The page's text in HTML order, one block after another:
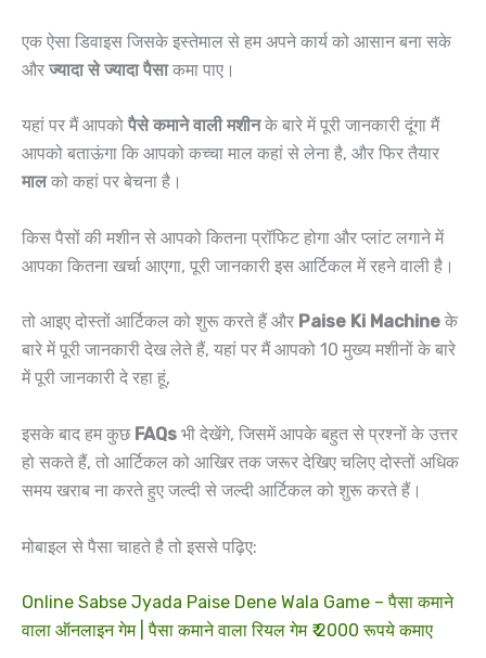
एक ऐसा डिवाइस जिसके इस्तेमाल से हम अपने कार्य को आसान बना सके
और ज्यादा से ज्यादा पैसाकमा पाए।
यहां पर मैं आपको पैसे कमाने वाली मशीनके बारे में पूरी जानकारी दूंगा मैं
आपको बताऊंगा कि आपको कच्चा माल कहां से लेना है, और फिर तैयार
मालको कहां पर बेचना है।
किस पैसों की मशीन से आपको कितना प्रॉफिट होगा और प्लांट लगाने में
आपका कितना खर्चा आएगा, पूरी जानकारी इस आर्टिकल में रहने वाली है।
तो आइए दोस्तों आर्टिकल को शुरू करते हैं और Paise Ki Machine के
बारे में पूरी जानकारी देख लेते हैं, यहां पर मैं आपको 10 मुख्य मशीनों के बारे
में पूरी जानकारी दे रहा हूं,
इसके बाद हम कुछ FAQs भी देखेंगे, जिसमें आपके बहुत से प्रश्नों के उत्तर
हो सकते हैं, तो आर्टिकल को आखिर तक जरूर देखिए चलिए दोस्तों अधिक
समय खराब ना करते हुए जल्दी से जल्दी आर्टिकल को शुरू करते हैं।
मोबाइल से पैसा चाहते है तो इससे पढ़िए:
Online Sabse Jyada Paise Dene Wala Game – पैसा कमाने
वाला ऑनलाइन गेम | पैसा कमाने वाला रियल गेम ₹ 2000 रूपये कमाए